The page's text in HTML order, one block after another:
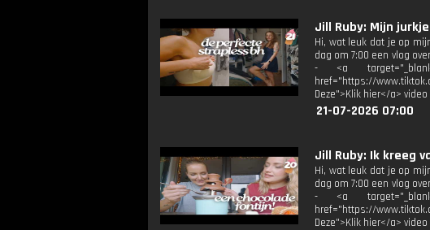
Jill Ruby: Mijn
Hi, wat leuk dat je op
dag om 7:00 een vlog
- <a
href="https://
Deze">Klik hier</a>
21-07-2026 07:00
Jill Ruby: Ik kreeg
Hi, wat leuk dat je op
dag om 7:00 een vlog
- <a
href="https://
Deze">Klik hier</a>